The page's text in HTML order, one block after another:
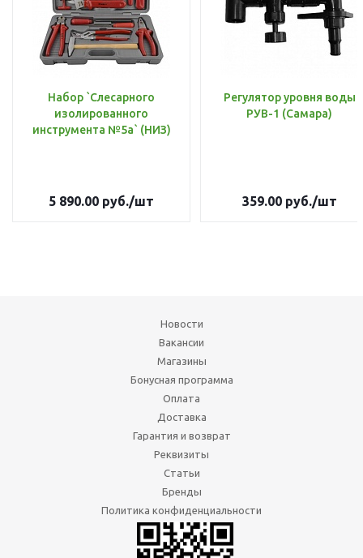
Набор `Слесарного
изолированного
инструмента №5а` (НИЗ)
5 890.00 руб./шт
Регулятор уровня воды
РУВ-1 (Самара)
359.00руб./шт
Новости
Вакансии
Магазины
Бонусная программа
Оплата
Доставка
Гарантия и возврат
Реквизиты
Статьи
Бренды
Политика конфиденциальности